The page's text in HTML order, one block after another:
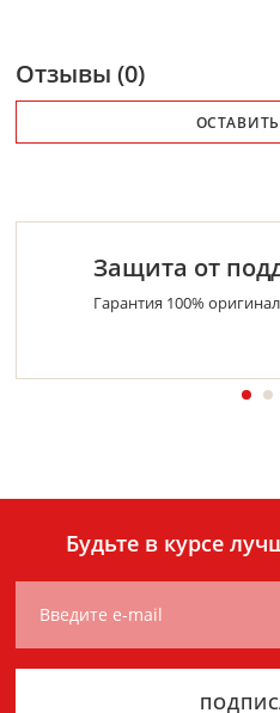
Отзывы (0)
Защита от
Гарантия 100%
Будьте в курсе
Введите e-mail